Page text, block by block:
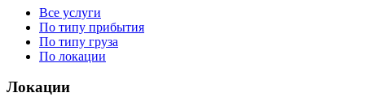
Все услуги
По типу прибытия
По типу груза
По локации
Локации